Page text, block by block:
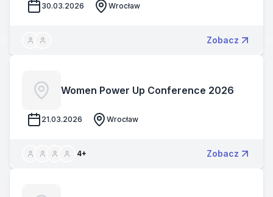
30.03.2026 Wrocław
Zobacz
Women Power Up Conference 2026
21.03.2026 Wrocław
4+ Zobacz